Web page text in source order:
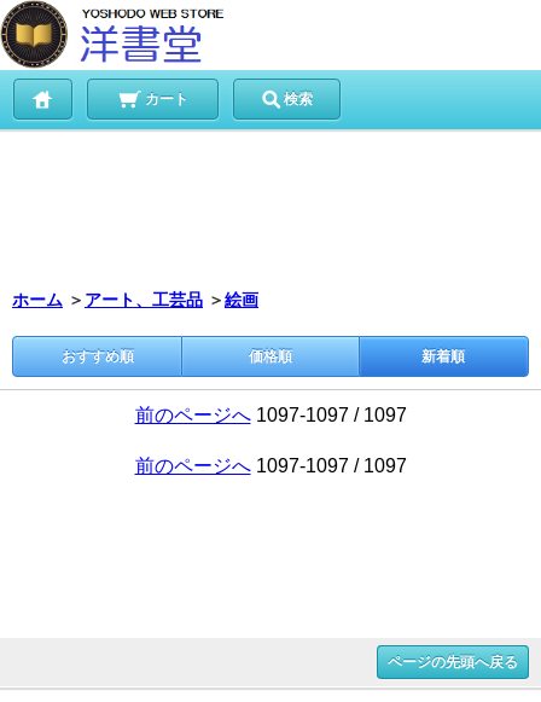
カート 検索
ホーム ＞ アート、工芸品 ＞絵画
おすすめ順 価格順 新着順
前のページへ1097-1097 / 1097
前のページへ1097-1097 / 1097
ページの先頭へ戻る